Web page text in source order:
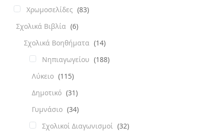
Χρωμοσελίδες (83)
Σχολικά Βιβλία (6)
Σχολικά Βοηθήματα (14)
Νηπιαγωγείου (188)
Λύκειο (115)
Δημοτικό (31)
Γυμνάσιο (34)
Σχολικοί Διαγωνισμοί (32)